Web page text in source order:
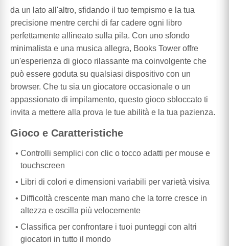
da un lato all'altro, sfidando il tuo tempismo e la tua
precisione mentre cerchi di far cadere ogni libro
perfettamente allineato sulla pila. Con uno sfondo
minimalista e una musica allegra, Books Tower offre
un'esperienza di gioco rilassante ma coinvolgente che
può essere goduta su qualsiasi dispositivo con un
browser. Che tu sia un giocatore occasionale o un
appassionato di impilamento, questo gioco sbloccato ti
invita a mettere alla prova le tue abilità e la tua pazienza.
Gioco e Caratteristiche
Controlli semplici con clic o tocco adatti per mouse e
touchscreen
Libri di colori e dimensioni variabili per varietà visiva
Difficoltà crescente man mano che la torre cresce in
altezza e oscilla più velocemente
Classifica per confrontare i tuoi punteggi con altri
giocatori in tutto il mondo